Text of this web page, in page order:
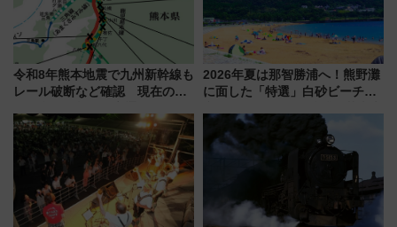
令和8年熊本地震で九州新幹線も
レール破断など確認 現在の運
響
2026年夏は那智勝浦へ！熊野灘
に面した「特選」白砂ビーチは
会」は8月11日開催！